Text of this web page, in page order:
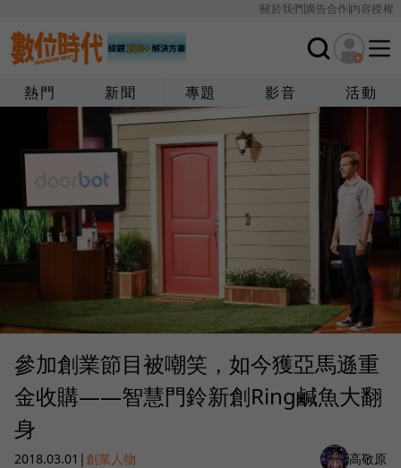
關於我們廣告合作內容授權
熱門 新聞 專題 影音 活動
參加創業節目被嘲笑，如今獲亞馬遜重
金收購——智慧門鈴新創Ring鹹魚大翻
身
2018.03.01 |創業人物 高敬原